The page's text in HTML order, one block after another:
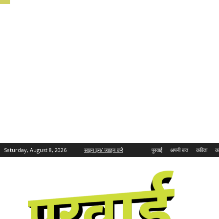
Saturday, August 8, 2026 साइन इन/ ज्वाइन करें पुरवाई अपनी बात कविता